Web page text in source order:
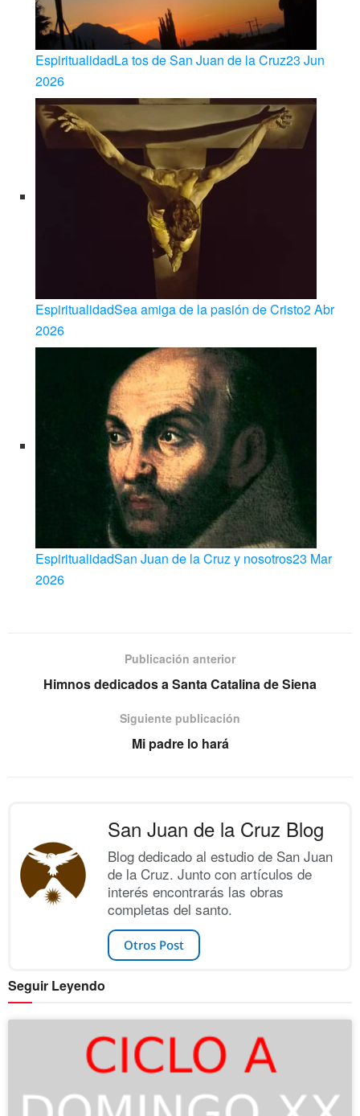
EspiritualidadLa tos de San Juan de la Cruz23 Jun
2026
EspiritualidadSea amiga de la pasión de Cristo2 Abr
2026
EspiritualidadSan Juan de la Cruz y nosotros23 Mar
2026
Publicación anterior
Himnos dedicados a Santa Catalina de Siena
Siguiente publicación
Mi padre lo hará
San Juan de la Cruz Blog
Blog dedicado al estudio de San Juan
de la Cruz. Junto con artículos de
interés encontrarás las obras
completas del santo.
Otros Post
Seguir Leyendo